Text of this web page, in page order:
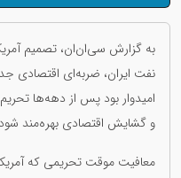
به گزارش سی‌ان‌ان، تصمیم
نفت ایران، ضربه‌ای اقتصادی
امیدوار بود پس از دهه‌ها
و گشایش اقتصادی بهره‌مند
معافیت موقت تحریمی که